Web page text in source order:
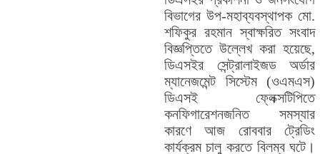
বিভাগের উপ-মহাব্যবস্থাপক মো.
শফিকুর রহমান স্বাক্ষরিত সংবাদ
বিজ্ঞপ্তিতে উল্লেখ করা হয়েছে,
ডিএসইর সেন্ট্রালাইজড অর্ডার
ম্যানেজমেন্ট সিস্টেম (ওএমএস)
ডিএসই ফ্লেক্সটিপিতে
কনফিগারেশনজনিত সমস্যার
কারণে আজ রোববার ট্রেডিং
কার্যক্রম চালু করতে বিলম্ব ঘটে।